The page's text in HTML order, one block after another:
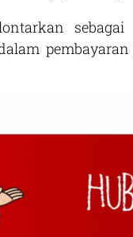
sebagai